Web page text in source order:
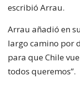
escribió Arrau.
Arrau añadió en
largo camino por
para que Chile
todos queremos”.